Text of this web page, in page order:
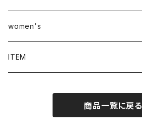
women's
ITEM
商品一覧に戻る